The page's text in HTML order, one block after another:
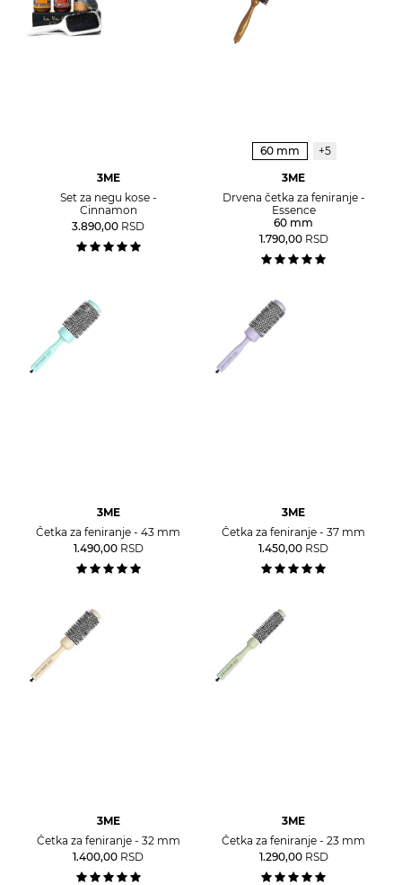
3ME
Set za negu kose -
Cinnamon
3.890,00 RSD
60 mm
+5
3ME
Drvena četka za feniranje -
Essence
60 mm
1.790,00 RSD
3ME
Četka za feniranje - 43 mm
1.490,00 RSD
3ME
Četka za feniranje - 37 mm
1.450,00 RSD
3ME
Četka za feniranje - 32 mm
1.400,00 RSD
3ME
Četka za feniranje - 23 mm
1.290,00 RSD